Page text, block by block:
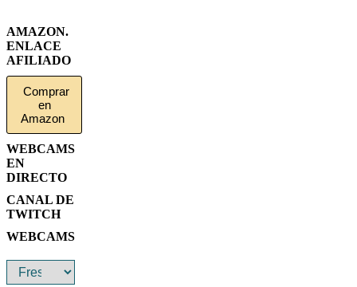
AMAZON.
ENLACE
AFILIADO
Comprar
en
Amazon
WEBCAMS
EN
DIRECTO
CANAL DE
TWITCH
WEBCAMS